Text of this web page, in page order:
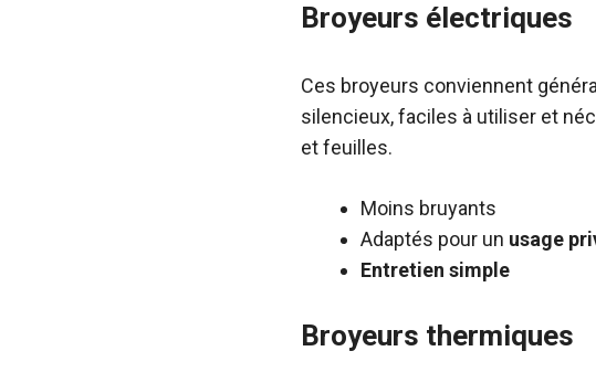
Broyeurs électriques
Ces broyeurs conviennent
silencieux, faciles à utiliser et
et feuilles.
Moins bruyants
Adaptés pour un usage
Entretien simple
Broyeurs thermiques